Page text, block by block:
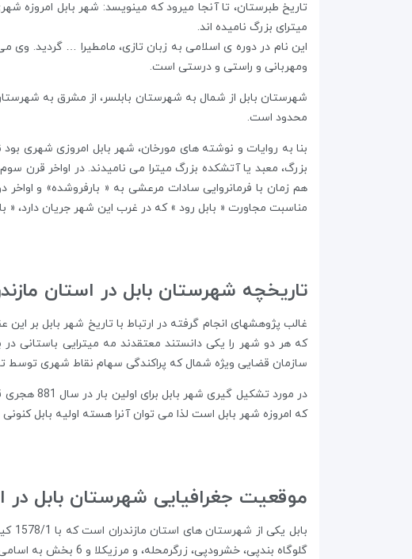
تاریخ طبرستان، تا آنجا میرود که مینویسد: شهر بابل امروزه
میترای بزرگ نامیده اند.
این نام در دوره ی اسلامی به زبان تازی، مامطیرا … گردید.
ومهربانی و راستی و درستی است.
شهرستان بابل از شمال به شهرستان بابلسر، از مشرق به
محدود است.
بنا به روایات و نوشته های مورخان، شهر بابل امروزی شهری
بزرگ، معبد یا آتشکده بزرگ میترا می نامیدند. در اواخر قرن
مناسبت مجاورت « بابل رود » که در غرب این شهر جریان دارد، «
تاریخچه شهرستان بابل در استان
غالب پژوهشهای انجام گرفته در ارتباط با تاریخ شهر بابل بر
که هر دو شهر را یکی دانستند معتقدند مه میترایی باستانی
سازمان قضایی ویژه شمال که پراکندگی سهام نقاط شهری
در مورد
که امروزه شهر بابل است لذا می توان آنرا هسته اولیه بابل
موقعیت جغرافیایی شهرستان بابل در
گلوگاه بندپی، خشرودپی، زرگرمحله، و مرزیکلا و 6 بخش به اسامی بخش مرکزی، بخش بند پی شرقی، بند پی غربی، گتاب، لاله آباد، بابلکنار و همچنین 13دهستان است.